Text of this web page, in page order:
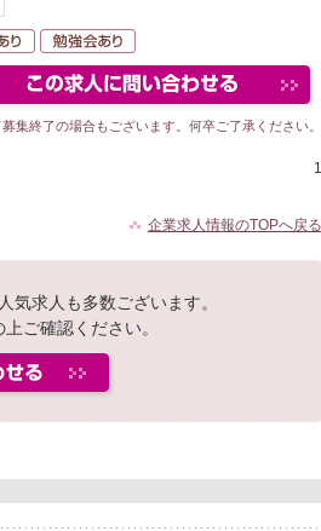
在宅業務あり
集終了の場合もございます。何卒ご了承ください。
1
企業求人情報のTOPへ戻る
気求人も多数ございます。
ご確認ください。